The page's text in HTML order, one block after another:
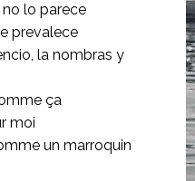
no lo parece
prevalece
la nombras y
ça
moi
un marroquin